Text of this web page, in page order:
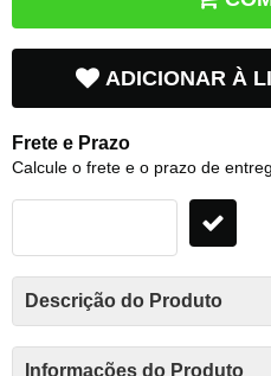
ADICIONAR À
Frete e Prazo
Calcule o frete e o prazo de
Descrição do Produto
Informações do Produto